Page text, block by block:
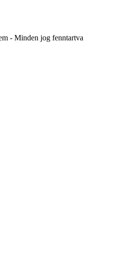
- Minden jog fenntartva